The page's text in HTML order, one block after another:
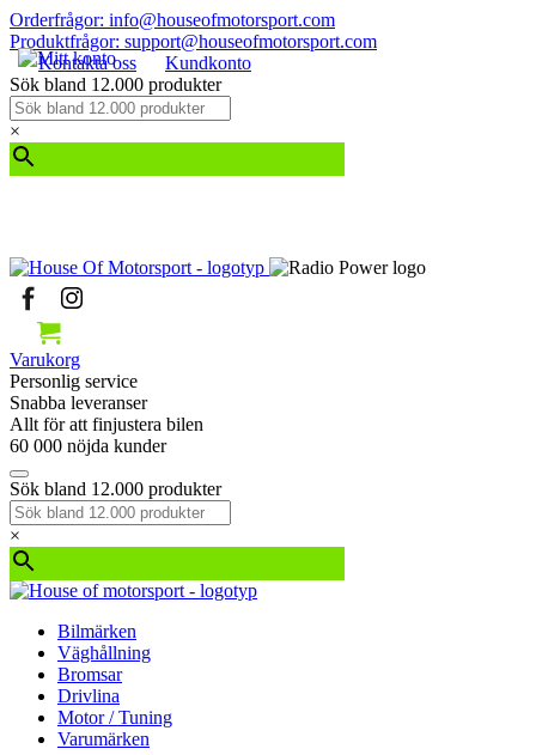
Orderfrågor: info@houseofmotorsport.com
Produktfrågor: support@houseofmotorsport.com
Kontakta oss
Kundkonto
Sök bland 12.000 produkter
×
Varukorg
Personlig service
Snabba leveranser
Allt för att finjustera bilen
60 000 nöjda kunder
Sök bland 12.000 produkter
×
Bilmärken
Väghållning
Bromsar
Drivlina
Motor / Tuning
Varumärken